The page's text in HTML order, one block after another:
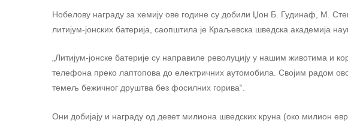
Нобелову награду за хемију ове године су добили Џон Б. Гудинаф, М.
литијум-јонских батерија, саопштила је Краљевска шведска академија
„Литијум-јонске батерије су направиле револуцију у нашим животима и
телефона преко лаптопова до електричних аутомобила. Својим радом
темељ бежичног друштва без фосилних горива“.
Они добијају и награду од девет милиона шведских круна (око милион